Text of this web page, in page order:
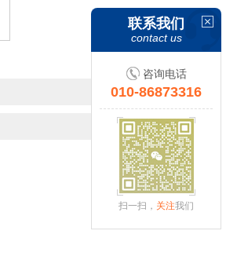
联系我们
contact us
咨询电话
010-86873316
扫一扫， 关注我们